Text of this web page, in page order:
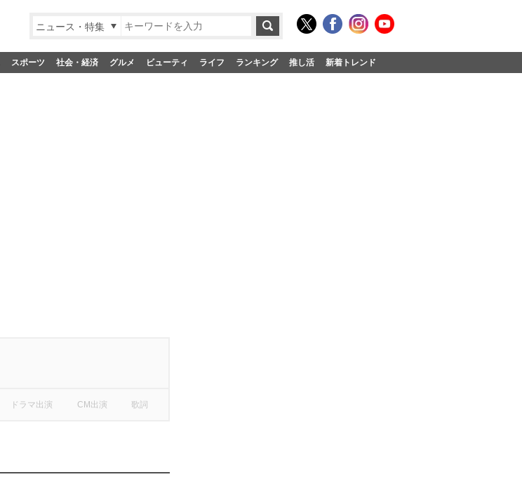
ニュース・特集
スポーツ 社会・経済 グルメ ビューティ ライフ ランキング 推し活 新着トレンド
ドラマ出演 CM出演 歌詞